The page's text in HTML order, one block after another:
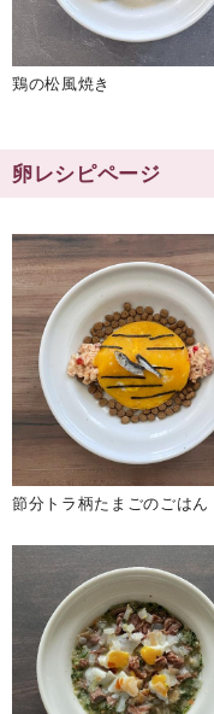
鶏の松風焼き
卵レシピページ
節分トラ柄たまごのごはん